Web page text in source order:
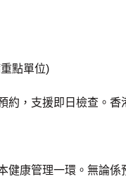
點單位)
，支援即日檢查。香
康管理一環。無論係